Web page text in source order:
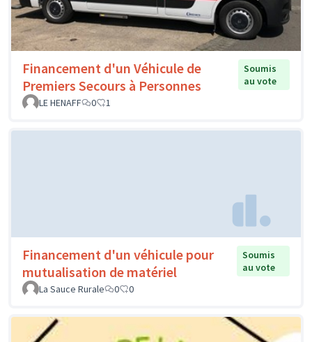
Financement d'un Véhicule de
Premiers Secours à Personnes
Soumis
au vote
LE HENAFF
0 1
Financement d'un véhicule pour
mutualisation de matériel
Soumis
au vote
La Sauce Rurale
0 0